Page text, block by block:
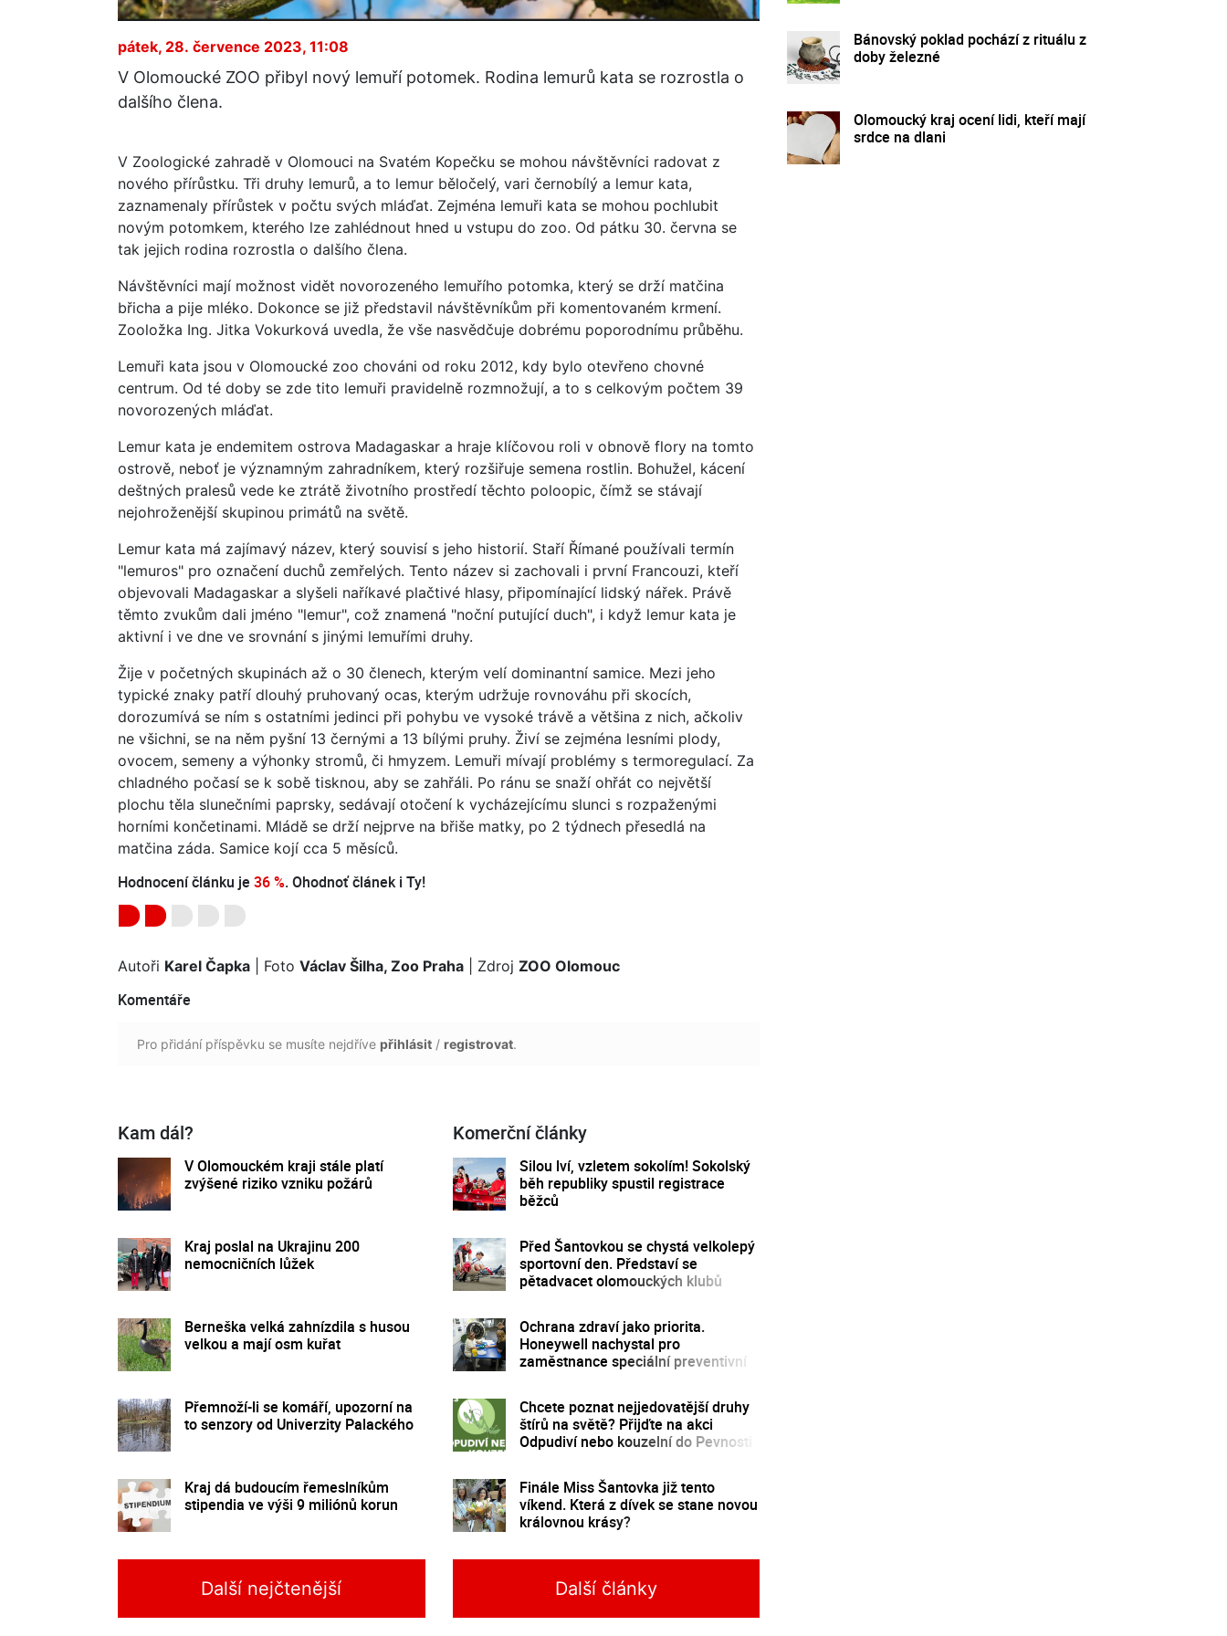
pátek, 28. července 2023, 11:08
V Olomoucké ZOO přibyl nový lemuří potomek. Rodina lemurů kata se rozrostla o
dalšího člena.
V Zoologické zahradě v Olomouci na Svatém Kopečku se mohou návštěvníci radovat z
nového přírůstku. Tři druhy lemurů, a to lemur běločelý, vari černobílý a lemur kata,
zaznamenaly přírůstek v počtu svých mláďat. Zejména lemuři kata se mohou pochlubit
novým potomkem, kterého lze zahlédnout hned u vstupu do zoo. Od pátku 30. června se
tak jejich rodina rozrostla o dalšího člena.
Návštěvníci mají možnost vidět novorozeného lemuřího potomka, který se drží matčina
břicha a pije mléko. Dokonce se již představil návštěvníkům při komentovaném krmení.
Zooložka Ing. Jitka Vokurková uvedla, že vše nasvědčuje dobrému poporodnímu průběhu.
Lemuři kata jsou v Olomoucké zoo chováni od roku 2012, kdy bylo otevřeno chovné
centrum. Od té doby se zde tito lemuři pravidelně rozmnožují, a to s celkovým počtem 39
novorozených mláďat.
Lemur kata je endemitem ostrova Madagaskar a hraje klíčovou roli v obnově flory na tomto
ostrově, neboť je významným zahradníkem, který rozšiřuje semena rostlin. Bohužel, kácení
deštných pralesů vede ke ztrátě životního prostředí těchto poloopic, čímž se stávají
nejohroženější skupinou primátů na světě.
Lemur kata má zajímavý název, který souvisí s jeho historií. Staří Římané používali termín
"lemuros" pro označení duchů zemřelých. Tento název si zachovali i první Francouzi, kteří
objevovali Madagaskar a slyšeli naříkavé plačtivé hlasy, připomínající lidský nářek. Právě
těmto zvukům dali jméno "lemur", což znamená "noční putující duch", i když lemur kata je
aktivní i ve dne ve srovnání s jinými lemuřími druhy.
Žije v početných skupinách až o 30 členech, kterým velí dominantní samice. Mezi jeho
typické znaky patří dlouhý pruhovaný ocas, kterým udržuje rovnováhu při skocích,
dorozumívá se ním s ostatními jedinci při pohybu ve vysoké trávě a většina z nich, ačkoliv
ne všichni, se na něm pyšní 13 černými a 13 bílými pruhy. Živí se zejména lesními plody,
ovocem, semeny a výhonky stromů, či hmyzem. Lemuři mívají problémy s termoregulací. Za
chladného počasí se k sobě tisknou, aby se zahřáli. Po ránu se snaží ohřát co největší
plochu těla slunečními paprsky, sedávají otočení k vycházejícímu slunci s rozpaženými
horními končetinami. Mládě se drží nejprve na břiše matky, po 2 týdnech přesedlá na
matčina záda. Samice kojí cca 5 měsíců.
Hodnocení článku je 36 %. Ohodnoť článek i Ty!
Autoři Karel Čapka | Foto Václav Šilha, Zoo Praha | Zdroj ZOO Olomouc
Komentáře
Pro přidání příspěvku se musíte nejdříve přihlásit / registrovat.
Kam dál?
V Olomouckém kraji stále platí
zvýšené riziko vzniku požárů
Kraj poslal na Ukrajinu 200
nemocničních lůžek
Berneška velká zahnízdila s husou
velkou a mají osm kuřat
Přemnoží-li se komáří, upozorní na
to senzory od Univerzity Palackého
Kraj dá budoucím řemeslníkům
stipendia ve výši 9 miliónů korun
Komerční články
Silou lví, vzletem sokolím! Sokolský
běh republiky spustil registrace
běžců
Před Šantovkou se chystá velkolepý
sportovní den. Představí se
pětadvacet olomouckých klubů
Ochrana zdraví jako priorita.
Honeywell nachystal pro
zaměstnance speciální preventivní
Chcete poznat nejjedovatější druhy
štírů na světě? Přijďte na akci
Odpudiví nebo kouzelní do Pevnosti
Finále Miss Šantovka již tento
víkend. Která z dívek se stane novou
královnou krásy?
Další nejčtenější Další články
Bánovský poklad pochází z rituálu z
doby železné
Olomoucký kraj ocení lidi, kteří mají
srdce na dlani